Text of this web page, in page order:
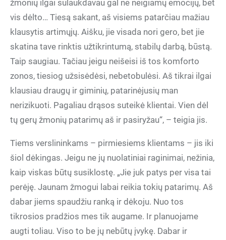
žmonių ilgai sulaukdavau gal ne neigiamų emocijų, bet
vis dėlto… Tiesą sakant, aš visiems patarčiau mažiau
klausytis artimųjų. Aišku, jie visada nori gero, bet jie
skatina tave rinktis užtikrintumą, stabilų darbą, būstą.
Taip saugiau. Tačiau jeigu neišeisi iš tos komforto
zonos, tiesiog užsisėdėsi, nebetobulėsi. Aš tikrai ilgai
klausiau draugų ir giminių, patarinėjusių man
nerizikuoti. Pagaliau drąsos suteikė klientai. Vien dėl
tų gerų žmonių patarimų aš ir pasiryžau“, – teigia jis.
Tiems verslininkams – pirmiesiems klientams – jis iki
šiol dėkingas. Jeigu ne jų nuolatiniai raginimai, nežinia,
kaip viskas būtų susiklostę. „Jie juk patys per visa tai
perėję. Jaunam žmogui labai reikia tokių patarimų. Aš
dabar jiems spaudžiu ranką ir dėkoju. Nuo tos
tikrosios pradžios mes tik augame. Ir planuojame
augti toliau. Viso to be jų nebūtų įvykę. Dabar ir